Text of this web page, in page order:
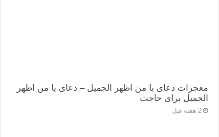
معجزات دعای یا من اظهر الجمیل – دعای یا من اظهر
الجمیل برای حاجت
2 هفته قبل